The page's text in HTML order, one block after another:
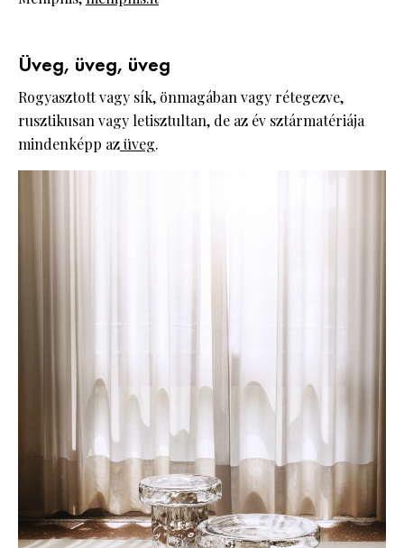
Üveg, üveg, üveg
Rogyasztott vagy sík, önmagában vagy rétegezve,
rusztikusan vagy letisztultan, de az év sztármatériája
mindenképp azüveg.